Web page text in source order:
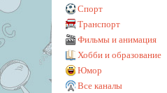
Спорт
Транспорт
Фильмы и анимация
Хобби и образование
Юмор
Все каналы